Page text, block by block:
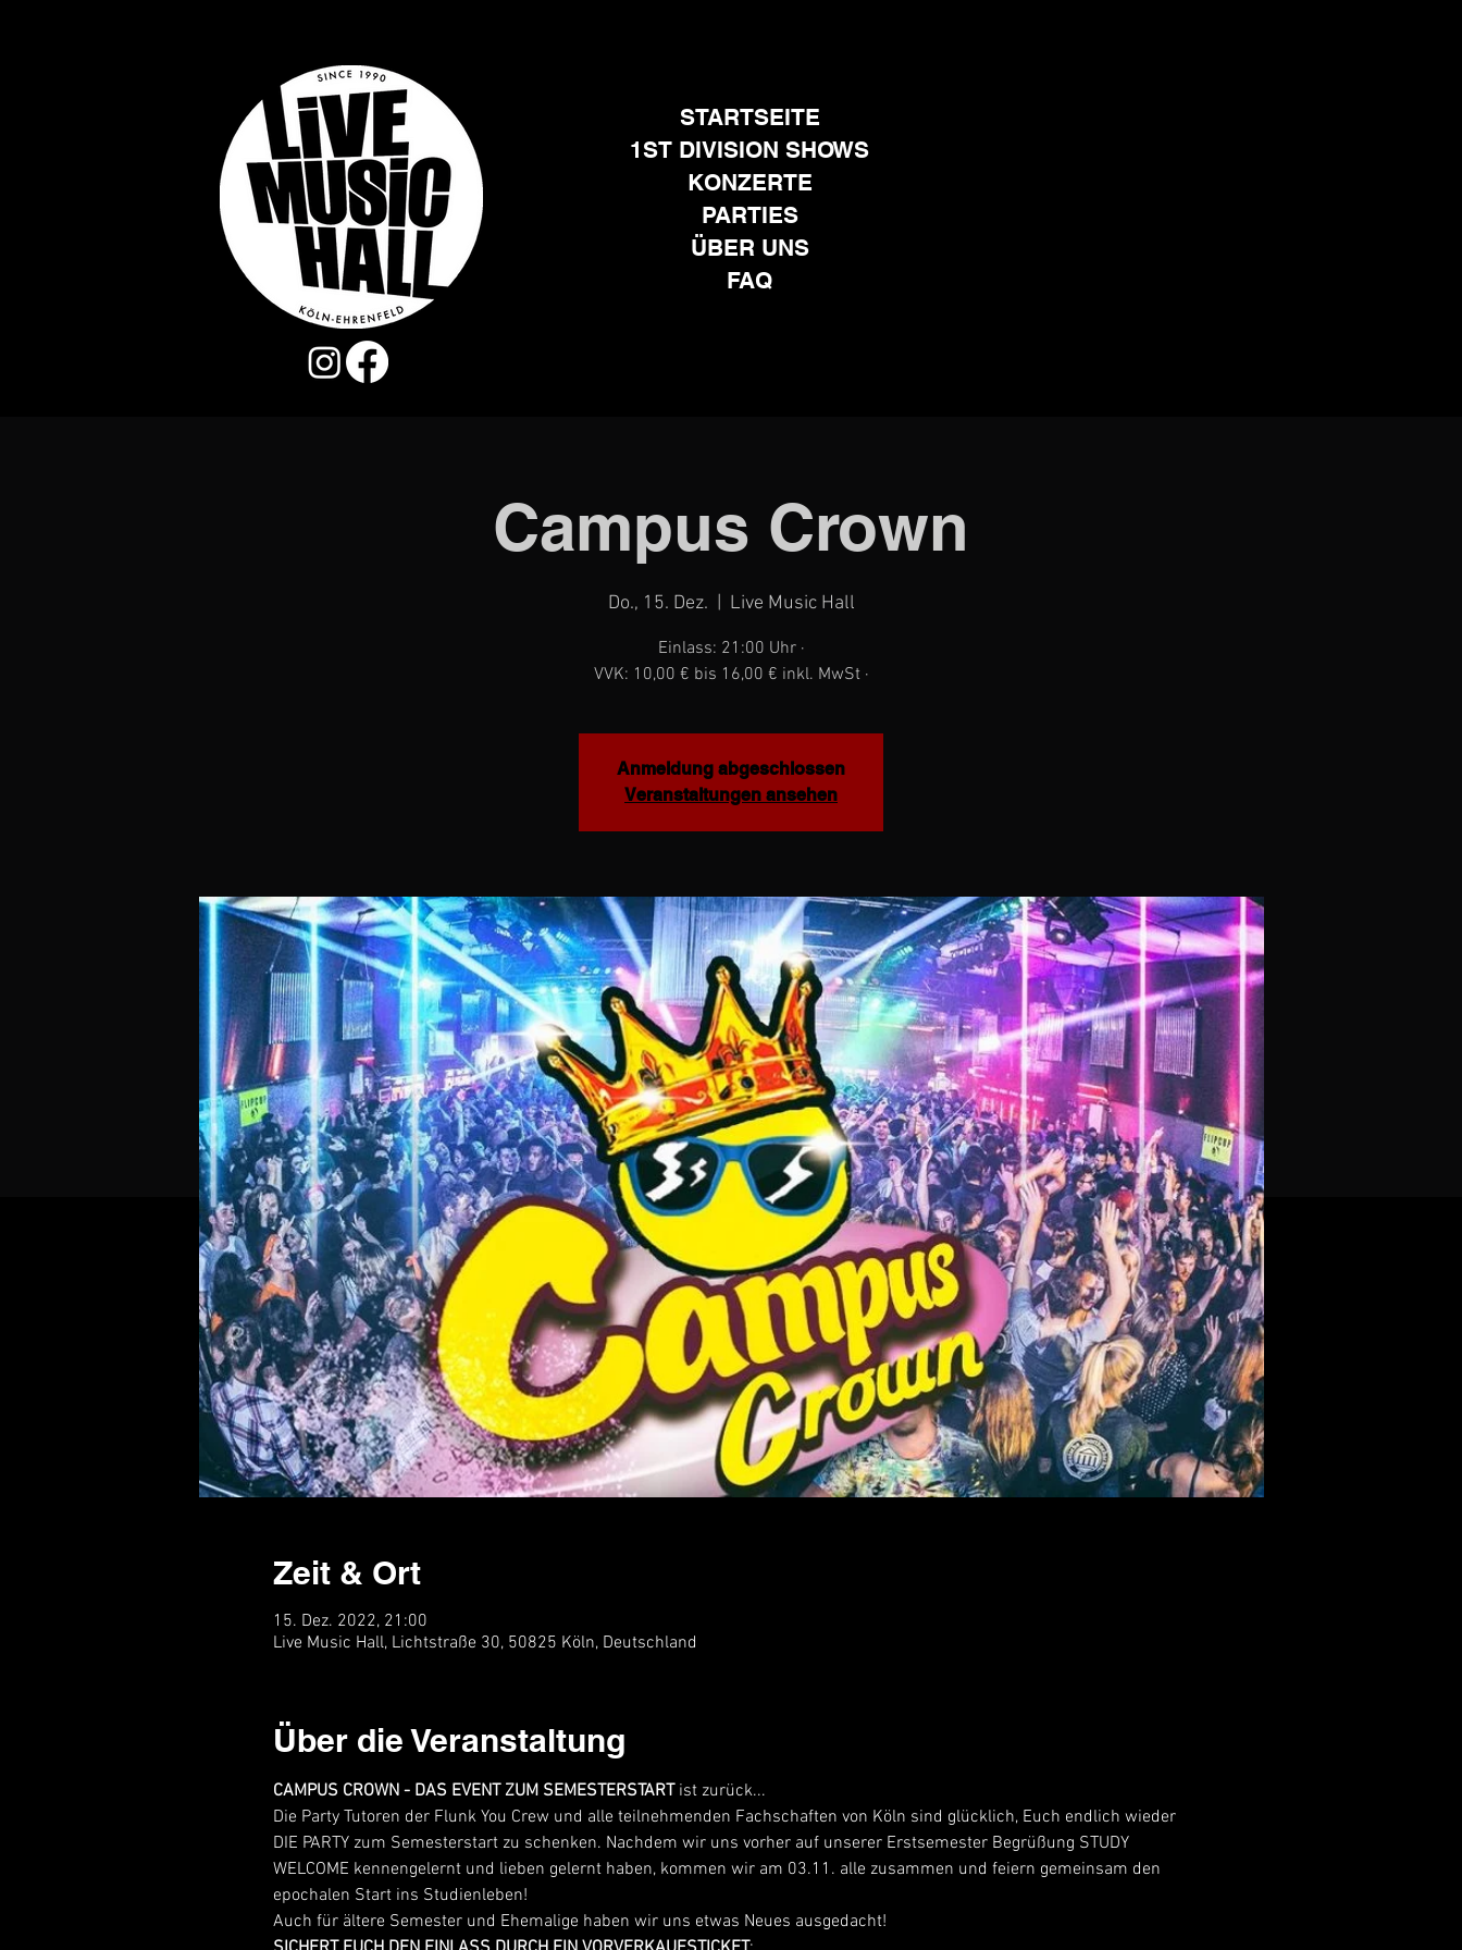
STARTSEITE
1ST DIVISION SHOWS
KONZERTE
PARTIES
ÜBER UNS
FAQ
Campus Crown
Do., 15. Dez. Live Music Hall
Einlass: 21:00 Uhr ·
VVK: 10,00 € bis 16,00 € inkl. MwSt ·
Anmeldung abgeschlossen
Veranstaltungen ansehen
Zeit & Ort
15. Dez. 2022, 21:00
Live Music Hall, Lichtstraße 30, 50825 Köln, Deutschland
Über die Veranstaltung
CAMPUS CROWN - DAS EVENT ZUM SEMESTERSTART ist zurück...
Die Party Tutoren der Flunk You Crew und alle teilnehmenden Fachschaften von Köln sind glücklich, Euch endlich wieder
DIE PARTY zum Semesterstart zu schenken. Nachdem wir uns vorher auf unserer Erstsemester Begrüßung STUDY
WELCOME kennengelernt und lieben gelernt haben, kommen wir am 03.11. alle zusammen und feiern gemeinsam den
epochalen Start ins Studienleben!
Auch für ältere Semester und Ehemalige haben wir uns etwas Neues ausgedacht!